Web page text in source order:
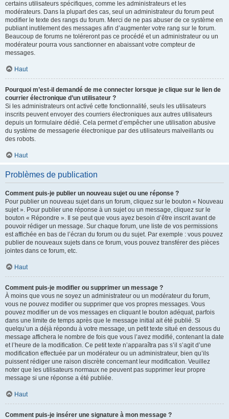
certains utilisateurs spécifiques, comme les administrateurs et les
modérateurs. Dans la plupart des cas, seul un administrateur du forum peut
modifier le texte des rangs du forum. Merci de ne pas abuser de ce système en
publiant inutilement des messages afin d’augmenter votre rang sur le forum.
Beaucoup de forums ne toléreront pas ce procédé et un administrateur ou un
modérateur pourra vous sanctionner en abaissant votre compteur de
messages.
Haut
Pourquoi m’est-il demandé de me connecter lorsque je clique sur le lien de
courrier électronique d’un utilisateur ?
Si les administrateurs ont activé cette fonctionnalité, seuls les utilisateurs
inscrits peuvent envoyer des courriers électroniques aux autres utilisateurs
depuis un formulaire dédié. Cela permet d’empêcher une utilisation abusive
du système de messagerie électronique par des utilisateurs malveillants ou
des robots.
Haut
Problèmes de publication
Comment puis-je publier un nouveau sujet ou une réponse ?
Pour publier un nouveau sujet dans un forum, cliquez sur le bouton « Nouveau
sujet ». Pour publier une réponse à un sujet ou un message, cliquez sur le
bouton « Répondre ». Il se peut que vous ayez besoin d’être inscrit avant de
pouvoir rédiger un message. Sur chaque forum, une liste de vos permissions
est affichée en bas de l’écran du forum ou du sujet. Par exemple : vous pouvez
publier de nouveaux sujets dans ce forum, vous pouvez transférer des pièces
jointes dans ce forum, etc.
Haut
Comment puis-je modifier ou supprimer un message ?
À moins que vous ne soyez un administrateur ou un modérateur du forum,
vous ne pouvez modifier ou supprimer que vos propres messages. Vous
pouvez modifier un de vos messages en cliquant le bouton adéquat, parfois
dans une limite de temps après que le message initial ait été publié. Si
quelqu’un a déjà répondu à votre message, un petit texte situé en dessous du
message affichera le nombre de fois que vous l’avez modifié, contenant la date
et l’heure de la modification. Ce petit texte n’apparaîtra pas s’il s’agit d’une
modification effectuée par un modérateur ou un administrateur, bien qu’ils
puissent rédiger une raison discrète concernant leur modification. Veuillez
noter que les utilisateurs normaux ne peuvent pas supprimer leur propre
message si une réponse a été publiée.
Haut
Comment puis-je insérer une signature à mon message ?